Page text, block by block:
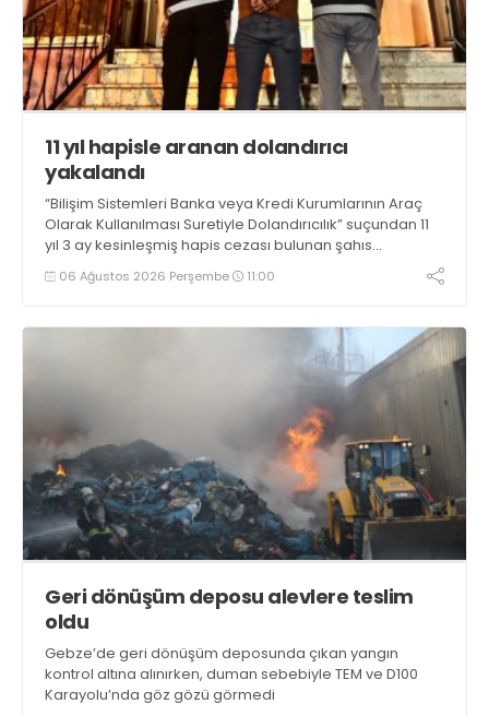
11 yıl hapisle aranan dolandırıcı
yakalandı
“Bilişim Sistemleri Banka veya Kredi Kurumlarının Araç
Olarak Kullanılması Suretiyle Dolandırıcılık” suçundan 11
yıl 3 ay kesinleşmiş hapis cezası bulunan şahıs
yakalandı
06 Ağustos 2026 Perşembe 11:00
Geri dönüşüm deposu alevlere teslim
oldu
Gebze’de geri dönüşüm deposunda çıkan yangın
kontrol altına alınırken, duman sebebiyle TEM ve D100
Karayolu’nda göz gözü görmedi